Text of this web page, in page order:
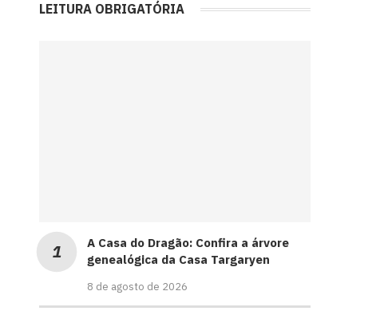
LEITURA OBRIGATÓRIA
A Casa do Dragão: Confira a árvore
genealógica da Casa Targaryen
8 de agosto de 2026